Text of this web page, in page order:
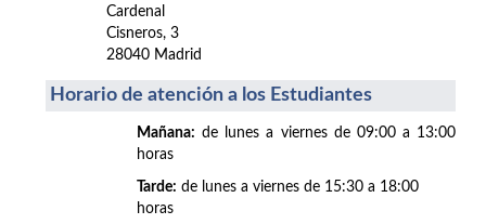
Cardenal
Cisneros, 3
28040 Madrid
Horario de atención a los Estudiantes
Mañana: de lunes a viernes de 09:00 a 13:00
horas
Tarde: de lunes a viernes de 15:30 a 18:00
horas